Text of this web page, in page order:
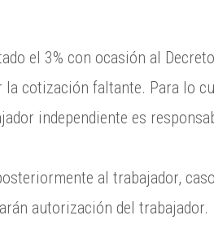
el 3% con ocasión al
cotización faltante. Para lo
independiente es
al trabajador,
autorización del trabajador.